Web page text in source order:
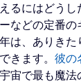
るにはどうし
などの定番
は、ありきた
きます。 彼の
宙で最も魔法